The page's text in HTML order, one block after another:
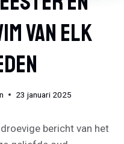
Van Elk
23 januari 2025
bericht van het